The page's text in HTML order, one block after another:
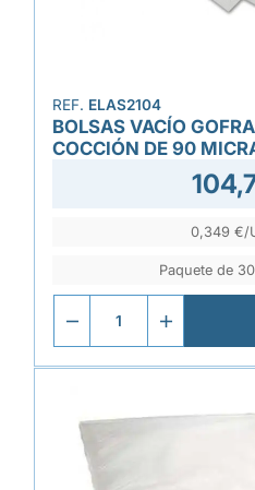
REF. ELAS2104
BOLSAS VACÍO
COCCIÓN DE 90
0,349 €/
Paquete de